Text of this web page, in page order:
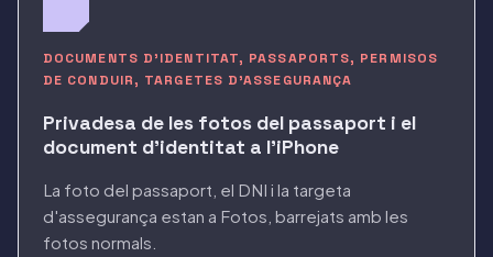
DOCUMENTS D'IDENTITAT, PASSAPORTS, PERMISOS
DE CONDUIR, TARGETES D'ASSEGURANÇA
Privadesa de les fotos del passaport i el
document d'identitat a l'iPhone
La foto del passaport, el DNI i la targeta
d'assegurança estan a Fotos, barrejats amb les
fotos normals.